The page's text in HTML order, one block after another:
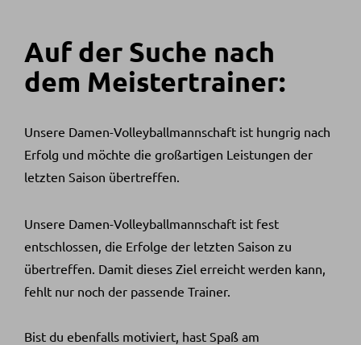
Auf der Suche nach
dem Meistertrainer:
Unsere Damen-Volleyballmannschaft ist hungrig nach
Erfolg und möchte die großartigen Leistungen der
letzten Saison übertreffen.
Unsere Damen-Volleyballmannschaft ist fest
entschlossen, die Erfolge der letzten Saison zu
übertreffen. Damit dieses Ziel erreicht werden kann,
fehlt nur noch der passende Trainer.
Bist du ebenfalls motiviert, hast Spaß am